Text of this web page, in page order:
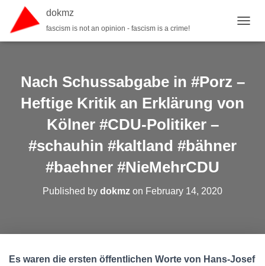
dokmz
fascism is not an opinion - fascism is a crime!
Nach Schussabgabe in #Porz –
Heftige Kritik an Erklärung von
Kölner #CDU-Politiker –
#schauhin #kaltland #bähner
#baehner #NieMehrCDU
Published by dokmz on February 14, 2020
Es waren die ersten öffentlichen Worte von Hans-Josef